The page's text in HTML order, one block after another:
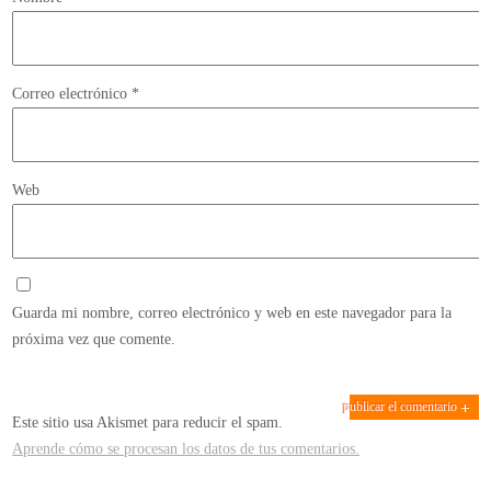
Correo electrónico *
Web
Guarda mi nombre, correo electrónico y web en este navegador para la
próxima vez que comente.
Este sitio usa Akismet para reducir el spam.
Aprende cómo se procesan los datos de tus comentarios.